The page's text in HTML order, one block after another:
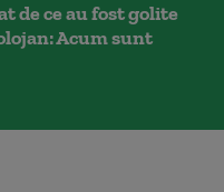
de ce au fost golite
Acum sunt